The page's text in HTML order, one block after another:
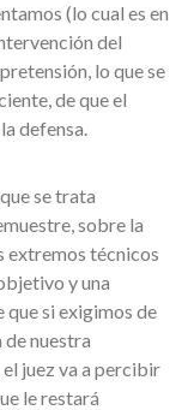
(lo cual es en
del
lo que se
de que el
defensa.
se trata
sobre la
extremos técnicos
y una
que si exigimos de
de nuestra
juez va a percibir
le restará